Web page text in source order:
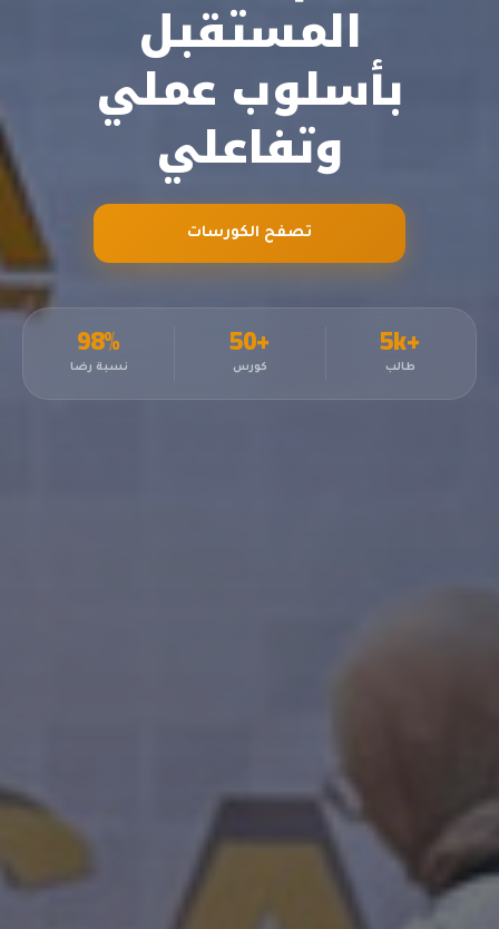
المستقبل
بأسلوب عملي
وتفاعلي
تصفح الكورسات
+5k
طالب
+50
كورس
98%
نسبة رضا